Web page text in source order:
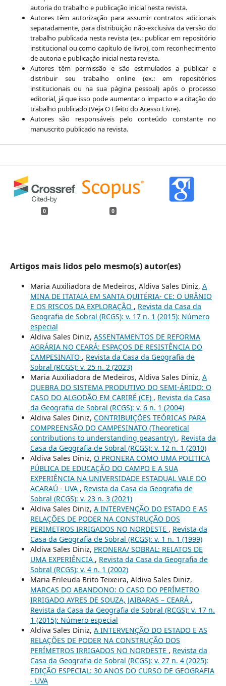
autoria do trabalho e publicação inicial nesta revista.
Autores têm autorização para assumir contratos adicionais
separadamente, para distribuição não-exclusiva da versão do
trabalho publicada nesta revista (ex.: publicar em repositório
institucional ou como capítulo de livro), com reconhecimento
de autoria e publicação inicial nesta revista.
Autores têm permissão e são estimulados a publicar e
distribuir seu trabalho online (ex.: em repositórios
institucionais ou na sua página pessoal) após o processo
editorial, já que isso pode aumentar o impacto e a citação do
trabalho publicado (Veja O Efeito do Acesso Livre).
Autores são responsáveis pelo conteúdo constante no
manuscrito publicado na revista.
0 0
Artigos mais lidos pelo mesmo(s) autor(es)
Maria Auxiliadora de Medeiros, Aldiva Sales Diniz, A
MINA DE ITATAIA EM SANTA QUITÉRIA- CE: O URÂNIO
E OS RISCOS DA EXPLORAÇÃO , Revista da Casa da
Geografia de Sobral (RCGS): v. 17 n. 1 (2015): Número
especial
Aldiva Sales Diniz, ASSENTAMENTOS DE REFORMA
AGRÁRIA NO CEARÁ: ESPAÇOS DE RESISTÊNCIA DO
CAMPESINATO , Revista da Casa da Geografia de
Sobral (RCGS): v. 25 n. 2 (2023)
Maria Auxiliadora de Medeiros, Aldiva Sales Diniz, A
QUEBRA DO SISTEMA PRODUTIVO DO SEMI-ÁRIDO: O
CASO DO ALGODÃO EM CARIRÉ (CE) , Revista da Casa
da Geografia de Sobral (RCGS): v. 6 n. 1 (2004)
Aldiva Sales Diniz, CONTRIBUIÇÕES TEÓRICAS PARA
COMPREENSÃO DO CAMPESINATO (Theoretical
contributions to understanding peasantry) , Revista da
Casa da Geografia de Sobral (RCGS): v. 12 n. 1 (2010)
Aldiva Sales Diniz, O PRONERA COMO UMA POLITICA
PÚBLICA DE EDUCAÇÃO DO CAMPO E A SUA
EXPERIÊNCIA NA UNIVERSIDADE ESTADUAL VALE DO
ACARAÚ - UVA , Revista da Casa da Geografia de
Sobral (RCGS): v. 23 n. 3 (2021)
Aldiva Sales Diniz, A INTERVENÇÃO DO ESTADO E AS
RELAÇÕES DE PODER NA CONSTRUÇÃO DOS
PERIMETROS IRRIGADOS NO NORDESTE , Revista da
Casa da Geografia de Sobral (RCGS): v. 1 n. 1 (1999)
Aldiva Sales Diniz, PRONERA/ SOBRAL: RELATOS DE
UMA EXPERIÊNCIA , Revista da Casa da Geografia de
Sobral (RCGS): v. 4 n. 1 (2002)
Maria Erileuda Brito Teixeira, Aldiva Sales Diniz,
MARCAS DO ABANDONO: O CASO DO PERÍMETRO
IRRIGADO AYRES DE SOUZA, JAIBARAS – CEARÁ ,
Revista da Casa da Geografia de Sobral (RCGS): v. 17 n.
1 (2015): Número especial
Aldiva Sales Diniz, A INTERVENÇÃO DO ESTADO E AS
RELAÇÕES DE PODER NA CONSTRUÇÃO DOS
PERÍMETROS IRRIGADOS NO NORDESTE , Revista da
Casa da Geografia de Sobral (RCGS): v. 27 n. 4 (2025):
EDIÇÃO ESPECIAL: 30 ANOS DO CURSO DE GEOGRAFIA
- UVA